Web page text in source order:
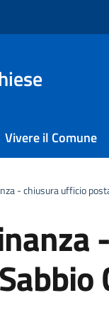
Vivere il Comune
- chiusura ufficio